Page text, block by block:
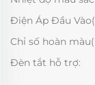
Điện Áp Đầu
Chỉ số hoàn
Đèn tắt hỗ trợ: